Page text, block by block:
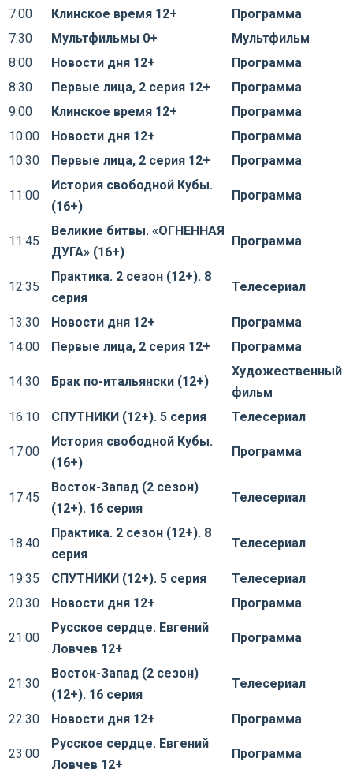
7:00 Клинское время 12+
Программа
7:30
Мультфильмы 0+
Мультфильм
8:00
Новости дня 12+
Программа
8:30
Первые лица, 2 серия 12+
Программа
9:00
Клинское время 12+
Программа
10:00
Новости дня 12+
Программа
10:30
Первые лица, 2 серия 12+ Программа
11:00
История свободной Кубы.
(16+)
Программа
11:45
Великие битвы. «ОГНЕННАЯ
ДУГА» (16+)
Программа
12:35
Практика. 2 сезон (12+). 8
серия
Телесериал
13:30 Новости дня 12+
Программа
14:00
Первые лица, 2 серия 12+ Программа
14:30 Брак по-итальянски (12+)
Художественный
фильм
16:10
СПУТНИКИ (12+). 5 серия Телесериал
17:00
История свободной Кубы.
(16+)
Программа
17:45
Восток-Запад (2 сезон)
(12+). 16 серия
Телесериал
18:40
Практика. 2 сезон (12+). 8
серия
Телесериал
19:35 СПУТНИКИ (12+). 5 серия
Телесериал
20:30
Новости дня 12+ Программа
21:00
Русское сердце. Евгений
Ловчев 12+
Программа
21:30
Восток-Запад (2 сезон)
(12+). 16 серия
Телесериал
22:30 Новости дня 12+ Программа
23:00
Русское сердце. Евгений
Ловчев 12+
Программа